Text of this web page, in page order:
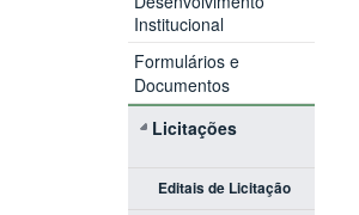
Institucional
Formulários e
Documentos
Licitações
Editais de Licitação